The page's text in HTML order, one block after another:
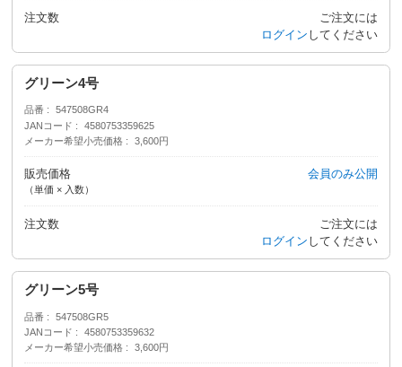
注文数
ご注文には
ログイン してください
グリーン4号
品番
547508GR4
JANコード
4580753359625
メーカー希望小売価格
3,600円
販売価格
（単価 × 入数）
会員のみ公開
注文数
ご注文には
ログイン してください
グリーン5号
品番
547508GR5
JANコード
4580753359632
メーカー希望小売価格
3,600円